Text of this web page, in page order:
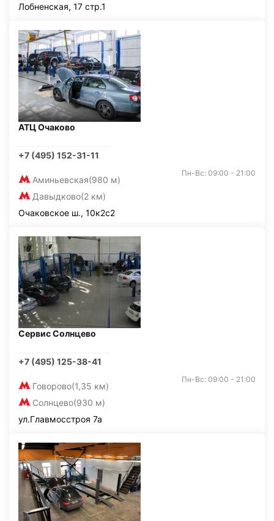
Лобненская, 17 стр.1
АТЦ Очаково
+7 (495) 152-31-11
Аминьевская(980 м)
Давыдково(2 км)
Пн-Вс: 09:00 - 21:00
Очаковское ш., 10к2с2
Сервис Солнцево
+7 (495) 125-38-41
Говорово(1,35 км)
Солнцево(930 м)
Пн-Вс: 09:00 - 21:00
ул.Главмосстроя 7а